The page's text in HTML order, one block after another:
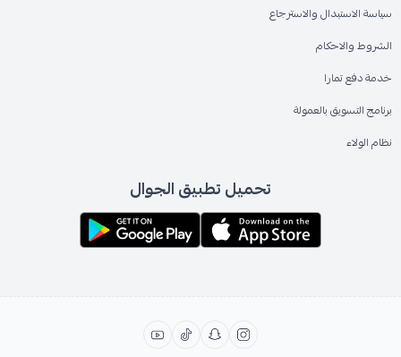
سياسة الاستبدال والاسترجاع
الشروط والاحكام
خدمة دفع تمارا
برنامج التسويق بالعمولة
نظام الولاء
تحميل تطبيق الجوال